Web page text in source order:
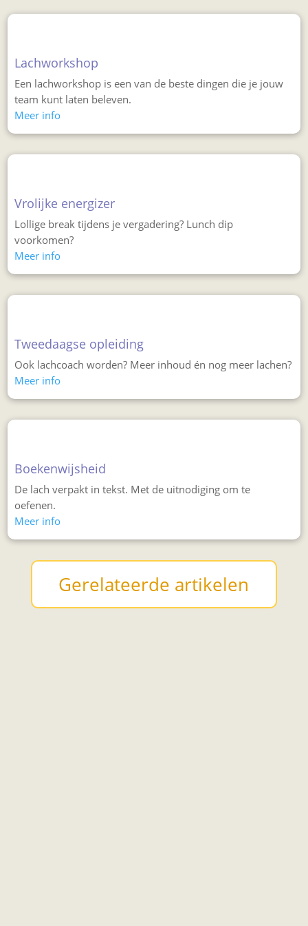
Lachworkshop
Een lachworkshop is een van de beste dingen die je jouw
team kunt laten beleven.
Meer info
Vrolijke energizer
Lollige break tijdens je vergadering? Lunch dip
voorkomen?
Meer info
Tweedaagse opleiding
Ook lachcoach worden? Meer inhoud én nog meer lachen?
Meer info
Boekenwijsheid
De lach verpakt in tekst. Met de uitnodiging om te
oefenen.
Meer info
Gerelateerde artikelen